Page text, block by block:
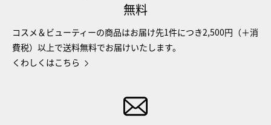
無料
コスメ＆ビューティーの商品はお届け先1件につき2,500円（＋消
費税）以上で送料無料でお届けいたします。
くわしくはこちら